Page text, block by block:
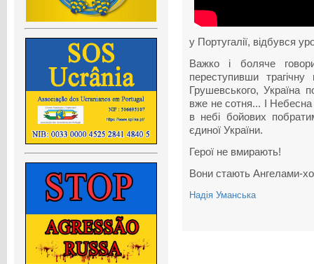
у Португалії, відбувся
Важко і боляче
переступивши
Грушевського, Україна
вже не сотня... І Небесна
в небі бойових
єдиної України.
Герої не вмирають!
Вони стають Ангелами-
Надія Уманська